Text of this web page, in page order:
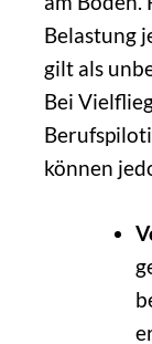
Belastung
gilt als
Bei
können